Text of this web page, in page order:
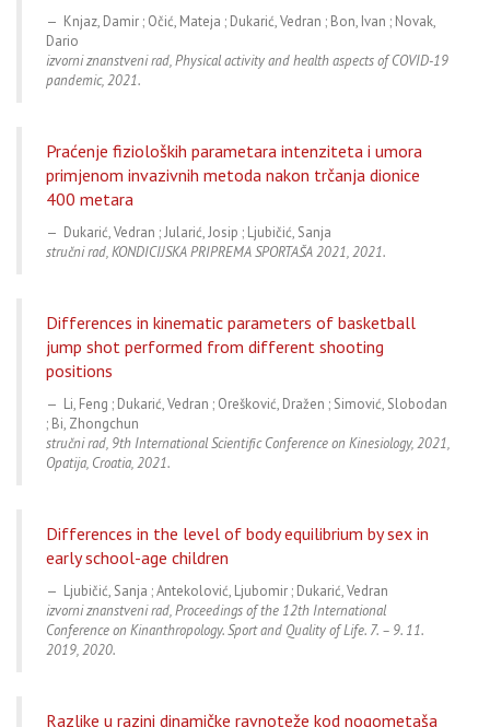
Knjaz, Damir ; Očić, Mateja ; Dukarić, Vedran ; Bon, Ivan ; Novak,
Dario
izvorni znanstveni rad, Physical activity and health aspects of COVID-19
pandemic, 2021.
Praćenje fizioloških parametara intenziteta i umora
primjenom invazivnih metoda nakon trčanja dionice
400 metara
Dukarić, Vedran ; Jularić, Josip ; Ljubičić, Sanja
stručni rad, KONDICIJSKA PRIPREMA SPORTAŠA 2021, 2021.
Differences in kinematic parameters of basketball
jump shot performed from different shooting
positions
Li, Feng ; Dukarić, Vedran ; Orešković, Dražen ; Simović, Slobodan
; Bi, Zhongchun
stručni rad, 9th International Scientific Conference on Kinesiology, 2021,
Opatija, Croatia, 2021.
Differences in the level of body equilibrium by sex in
early school-age children
Ljubičić, Sanja ; Antekolović, Ljubomir ; Dukarić, Vedran
izvorni znanstveni rad, Proceedings of the 12th International
Conference on Kinanthropology. Sport and Quality of Life. 7. – 9. 11.
2019, 2020.
Razlike u razini dinamičke ravnoteže kod nogometaša